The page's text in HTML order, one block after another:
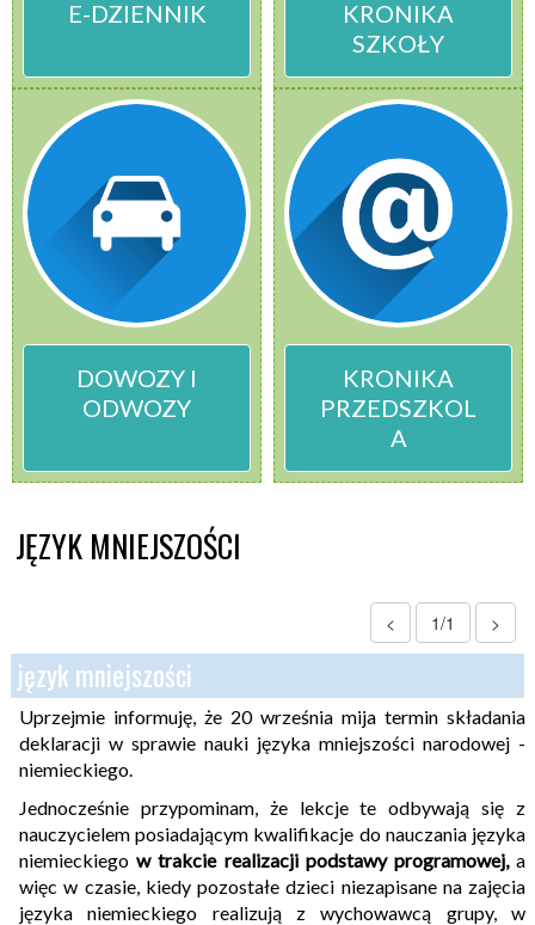
E-DZIENNIK
KRONIKA
SZKOŁY
DOWOZY I
ODWOZY
KRONIKA
PRZEDSZKOL
A
JĘZYK MNIEJSZOŚCI
< 1/1 >
język mniejszości
Uprzejmie informuję, że 20 września mija termin składania
deklaracji w sprawie nauki języka mniejszości narodowej -
niemieckiego.
Jednocześnie przypominam, że lekcje te odbywają się z
nauczycielem posiadającym kwalifikacje do nauczania języka
niemieckiegow trakcie realizacji podstawy programowej,a
więc w czasie, kiedy pozostałe dzieci niezapisane na zajęcia
języka niemieckiego realizują z wychowawcą grupy, w